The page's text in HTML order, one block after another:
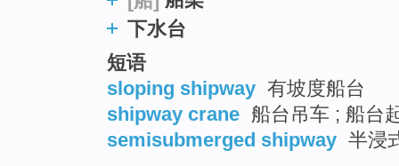
下水台
短语
sloping shipway 有坡度船台
shipway crane 船台吊车 ; 船台
semisubmerged shipway 半浸